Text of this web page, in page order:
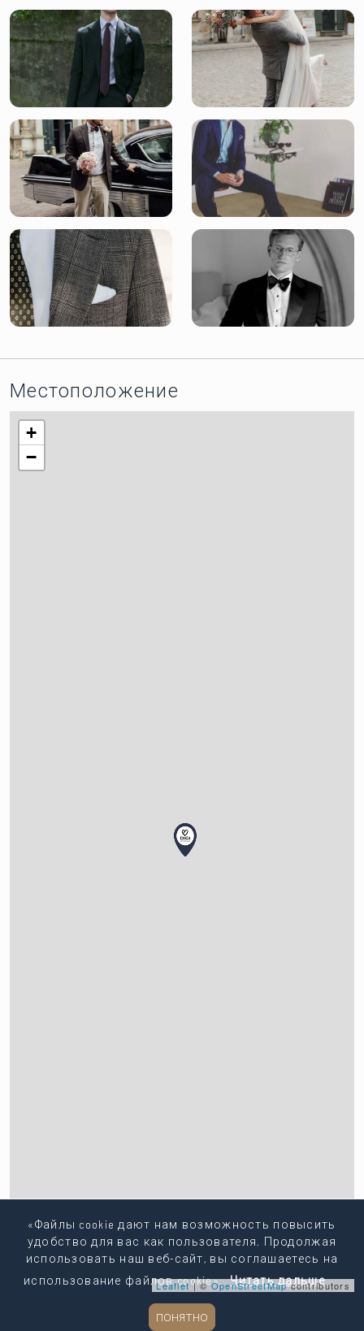
Местоположение
+
−
Leaflet| ©OpenStreetMapcontributors
Копировать ссылку
«Файлы cookie дают нам возможность повысить
удобство для вас как пользователя. Продолжая
использовать наш веб-сайт, вы соглашаетесь на
использование файлов cookie». Читать дальше
ПОНЯТНО